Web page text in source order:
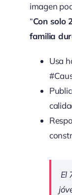
imagen
“Con solo
familia
Usa
El